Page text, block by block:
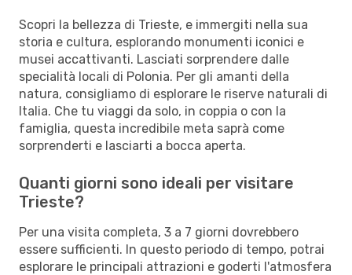
Scopri la bellezza di Trieste, e immergiti nella sua
storia e cultura, esplorando monumenti iconici e
musei accattivanti. Lasciati sorprendere dalle
specialità locali di Polonia. Per gli amanti della
natura, consigliamo di esplorare le riserve naturali di
Italia. Che tu viaggi da solo, in coppia o con la
famiglia, questa incredibile meta saprà come
sorprenderti e lasciarti a bocca aperta.
Quanti giorni sono ideali per visitare
Trieste?
Per una visita completa, 3 a 7 giorni dovrebbero
essere sufficienti. In questo periodo di tempo, potrai
esplorare le principali attrazioni e goderti l'atmosfera